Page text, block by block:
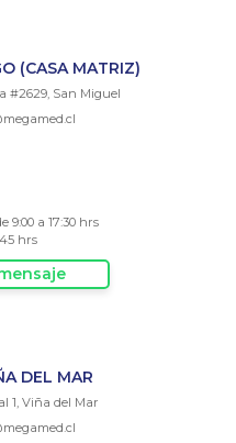
(CASA MATRIZ)
#2629, San Miguel
9:00 a 17:30 hrs
hrs
DEL MAR
1, Viña del Mar